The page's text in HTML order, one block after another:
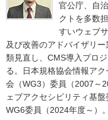
官公庁、自
クトを多数
すいウェブ
及び改善のアドバイザリ
類見直し、CMS導入プロ
る。日本規格協会情報ア
会（WG3）委員（2007～
ェブアクセシビリティ基
WG6委員（2024年度～）。